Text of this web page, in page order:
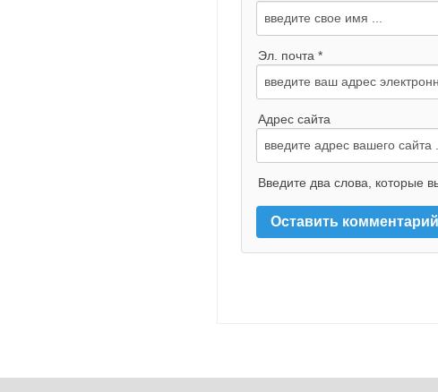
Эл. почта *
Адрес сайта
Введите два слова, которые